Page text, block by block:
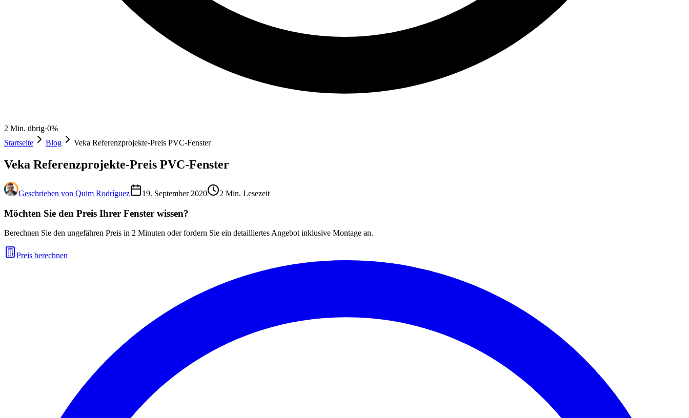
2 Min. übrig·0%
Startseite
Blog Veka Referenzprojekte-Preis PVC-Fenster
Veka Referenzprojekte-Preis PVC-Fenster
Geschrieben von Quim Rodríguez 19. September 2020 2 Min. Lesezeit
Möchten Sie den Preis Ihrer Fenster wissen?
Berechnen Sie den ungefähren Preis in 2 Minuten oder fordern Sie ein detailliertes Angebot inklusive Montage an.
Preis berechnen